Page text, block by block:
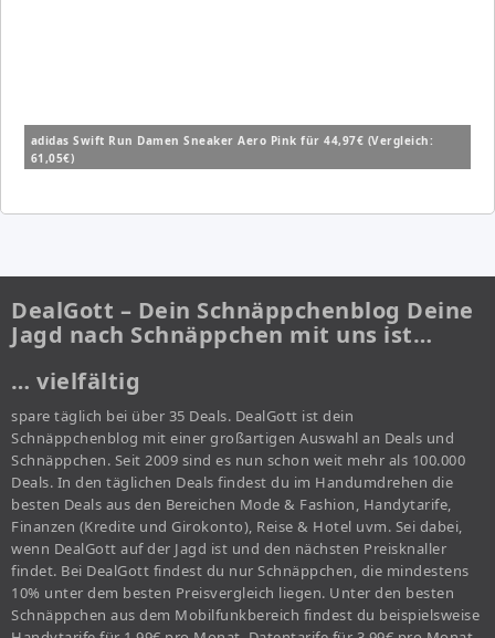
adidas Swift Run Damen Sneaker Aero Pink für 44,97€ (Vergleich:
61,05€)
DealGott – Dein Schnäppchenblog Deine
Jagd nach Schnäppchen mit uns ist…
… vielfältig
spare täglich bei über 35 Deals. DealGott ist dein
Schnäppchenblog mit einer großartigen Auswahl an Deals und
Schnäppchen. Seit 2009 sind es nun schon weit mehr als 100.000
Deals. In den täglichen Deals findest du im Handumdrehen die
besten Deals aus den Bereichen Mode & Fashion, Handytarife,
Finanzen (Kredite und Girokonto), Reise & Hotel uvm. Sei dabei,
wenn DealGott auf der Jagd ist und den nächsten Preisknaller
findet. Bei DealGott findest du nur Schnäppchen, die mindestens
10% unter dem besten Preisvergleich liegen. Unter den besten
Schnäppchen aus dem Mobilfunkbereich findest du beispielsweise